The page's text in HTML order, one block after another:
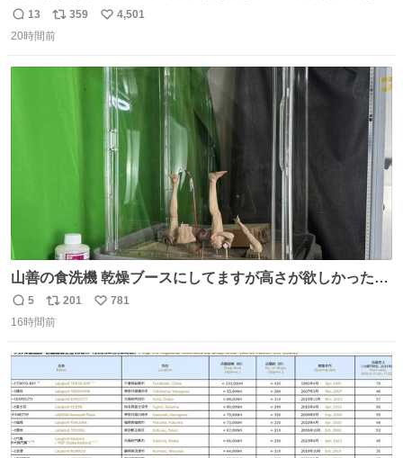
じめると、アイツが海から上がって来るぞ。」って。
返
信
13
リ
ポ
359
い
数
4,501
20時間前
山善の食洗機 乾燥ブースにしてますが高さが欲しかったの
でコレクションケースを置くだけのツルセコ改造 扉が手前
に開き天井の温度もしっかり上がるのでかなり使いやすく
返
信
5
リ
ポ
ト
数
201
い
781
16時間前